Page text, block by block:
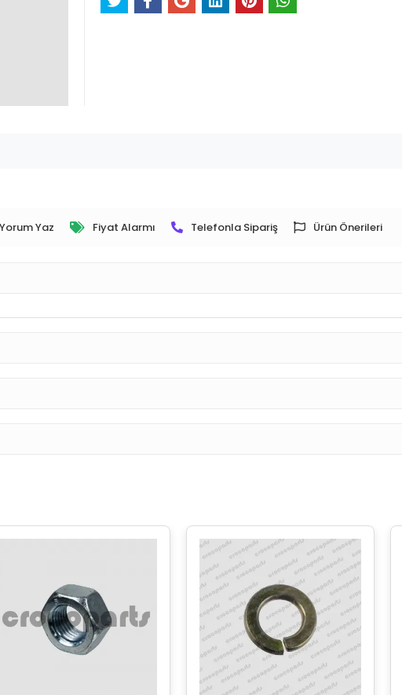
Yorum Yaz Fiyat Alarmı Telefonla Sipariş Ürün Önerileri